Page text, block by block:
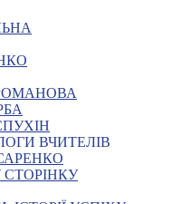
ВЧИТЕЛІВ